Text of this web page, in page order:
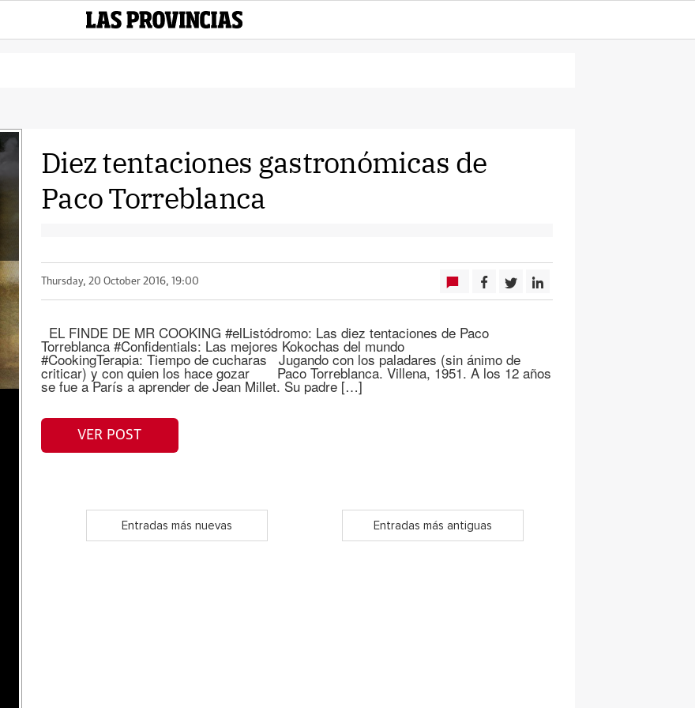
Diez tentaciones gastronómicas de
Paco Torreblanca
Thursday, 20 October 2016, 19:00
EL FINDE DE MR COOKING #elListódromo: Las diez tentaciones de Paco
Torreblanca #Confidentials: Las mejores Kokochas del mundo
#CookingTerapia: Tiempo de cucharas Jugando con los paladares (sin ánimo de
criticar) y con quien los hace gozar Paco Torreblanca. Villena, 1951. A los 12 años
se fue a París a aprender de Jean Millet. Su padre […]
VER POST
Entradas más nuevas Entradas más antiguas